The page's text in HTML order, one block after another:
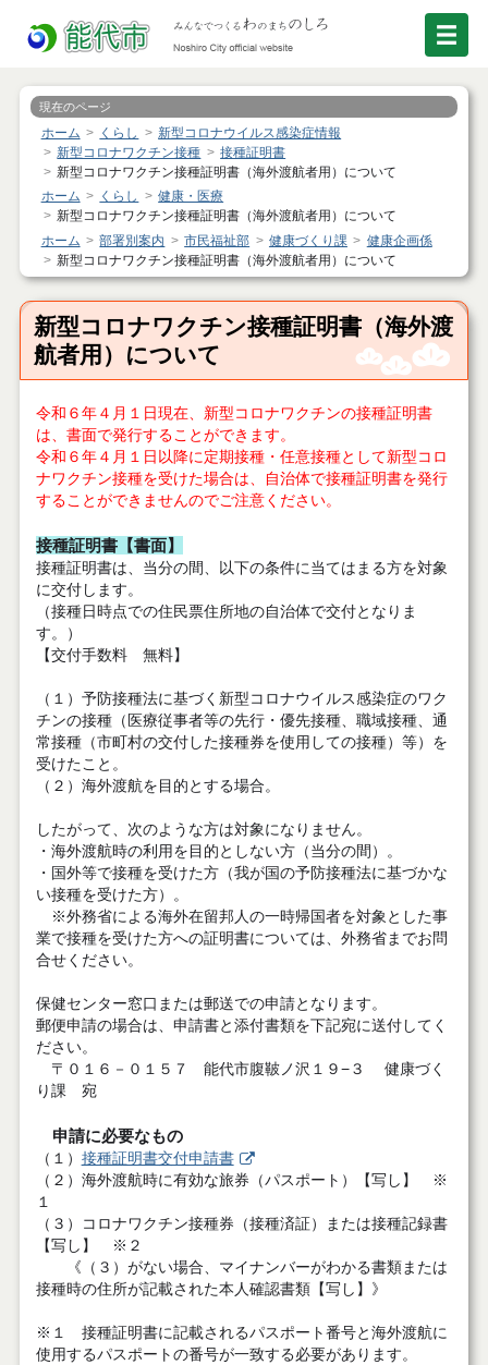
現在のページ
ホーム くらし
新型コロナウイルス感染症情報
新型コロナワクチン接種
接種証明書
新型コロナワクチン接種証明書（海外渡航者用）について
ホーム
くらし
健康・医療
新型コロナワクチン接種証明書（海外渡航者用）について
ホーム
部署別案内 市民福祉部 健康づくり課
健康企画係
新型コロナワクチン接種証明書（海外渡航者用）について
新型コロナワクチン接種証明書（海外渡
航者用）について
令和６年４月１日現在、新型コロナワクチンの接種証明書
は、書面で発行することができます。
令和６年４月１日以降に定期接種・任意接種として新型コロ
ナワクチン接種を受けた場合は、自治体で接種証明書を発行
することができませんのでご注意ください。
接種証明書【書面】
接種証明書は、当分の間、以下の条件に当てはまる方を対象
に交付します。
（接種日時点での住民票住所地の自治体で交付となりま
す。）
【交付手数料 無料】
（１）予防接種法に基づく新型コロナウイルス感染症のワク
チンの接種（医療従事者等の先行・優先接種、職域接種、通
常接種（市町村の交付した接種券を使用しての接種）等）を
受けたこと。
（２）海外渡航を目的とする場合。
したがって、次のような方は対象になりません。
・海外渡航時の利用を目的としない方（当分の間）。
・国外等で接種を受けた方（我が国の予防接種法に基づかな
い接種を受けた方）。
※外務省による海外在留邦人の一時帰国者を対象とした事
業で接種を受けた方への証明書については、外務省までお問
合せください。
保健センター窓口または郵送での申請となります。
郵便申請の場合は、申請書と添付書類を下記宛に送付してく
ださい。
〒０１６－０１５７ 能代市腹鞁ノ沢１９−３ 健康づく
り課 宛
申請に必要なもの
（１） 接種証明書交付申請書
（２）海外渡航時に有効な旅券（パスポート）【写し】 ※
１
（３）コロナワクチン接種券（接種済証）または接種記録書
【写し】 ※２
《（３）がない場合、マイナンバーがわかる書類または
接種時の住所が記載された本人確認書類【写し】》
※１ 接種証明書に記載されるパスポート番号と海外渡航に
使用するパスポートの番号が一致する必要があります。